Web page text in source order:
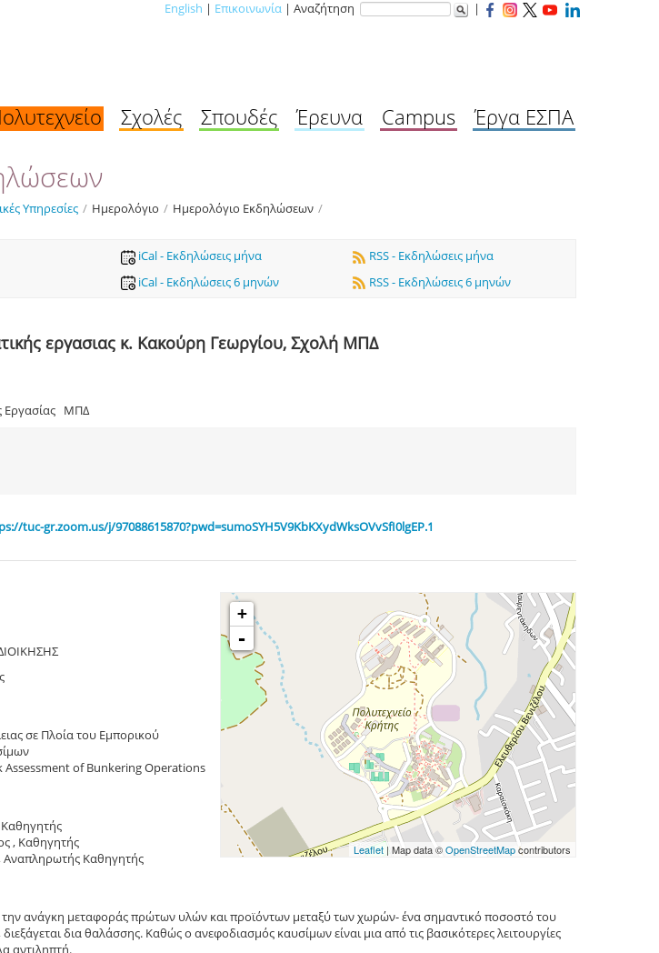
English | Επικοινωνία | Αναζήτηση |
Σχολές Σπουδές Έρευνα Campus Έργα ΕΣΠΑ
Υπηρεσίες / Ημερολόγιο / Ημερολόγιο Εκδηλώσεων /
iCal - Εκδηλώσεις μήνα
iCal - Εκδηλώσεις 6 μηνών
RSS - Εκδηλώσεις μήνα
RSS - Εκδηλώσεις 6 μηνών
εργασιας κ. Κακούρη Γεωργίου, Σχολή ΜΠΔ
Εργασίας ΜΠΔ
tuc-gr.zoom.us/j/97088615870?pwd=sumoSYH5V9KbKXydWksOVvSfI0lgEP.1
+
-
Leaflet| Map data ©OpenStreetMapcontributors
σε Πλοία του Εμπορικού
Assessment of Bunkering Operations
, Καθηγητής
Καθηγητής
ανάγκη μεταφοράς πρώτων υλών και προϊόντων μεταξύ των χωρών- ένα σημαντικό ποσοστό του
δια θαλάσσης. Καθώς ο ανεφοδιασμός καυσίμων είναι μια από τις βασικότερες λειτουργίες
αντιληπτή.